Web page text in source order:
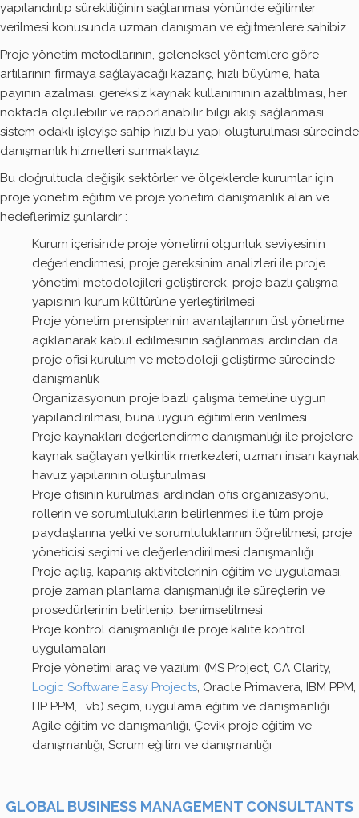
yapılandırılıp sürekliliğinin sağlanması yönünde eğitimler
verilmesi konusunda uzman danışman ve eğitmenlere sahibiz.
Proje yönetim metodlarının, geleneksel yöntemlere göre
artılarının firmaya sağlayacağı kazanç, hızlı büyüme, hata
payının azalması, gereksiz kaynak kullanımının azaltılması, her
noktada ölçülebilir ve raporlanabilir bilgi akışı sağlanması,
sistem odaklı işleyişe sahip hızlı bu yapı oluşturulması sürecinde
danışmanlık hizmetleri sunmaktayız.
Bu doğrultuda değişik sektörler ve ölçeklerde kurumlar için
proje yönetim eğitim ve proje yönetim danışmanlık alan ve
hedeflerimiz şunlardır :
Kurum içerisinde proje yönetimi olgunluk seviyesinin
değerlendirmesi, proje gereksinim analizleri ile proje
yönetimi metodolojileri geliştirerek, proje bazlı çalışma
yapısının kurum kültürüne yerleştirilmesi
Proje yönetim prensiplerinin avantajlarının üst yönetime
açıklanarak kabul edilmesinin sağlanması ardından da
proje ofisi kurulum ve metodoloji geliştirme sürecinde
danışmanlık
Organizasyonun proje bazlı çalışma temeline uygun
yapılandırılması, buna uygun eğitimlerin verilmesi
Proje kaynakları değerlendirme danışmanlığı ile projelere
kaynak sağlayan yetkinlik merkezleri, uzman insan kaynak
havuz yapılarının oluşturulması
Proje ofisinin kurulması ardından ofis organizasyonu,
rollerin ve sorumlulukların belirlenmesi ile tüm proje
paydaşlarına yetki ve sorumluluklarının öğretilmesi, proje
yöneticisi seçimi ve değerlendirilmesi danışmanlığı
Proje açılış, kapanış aktivitelerinin eğitim ve uygulaması,
proje zaman planlama danışmanlığı ile süreçlerin ve
prosedürlerinin belirlenip, benimsetilmesi
Proje kontrol danışmanlığı ile proje kalite kontrol
uygulamaları
Proje yönetimi araç ve yazılımı (MS Project, CA Clarity,
Logic Software Easy Projects, Oracle Primavera, IBM PPM,
HP PPM, …vb) seçim, uygulama eğitim ve danışmanlığı
Agile eğitim ve danışmanlığı, Çevik proje eğitim ve
danışmanlığı, Scrum eğitim ve danışmanlığı
GLOBAL BUSINESS MANAGEMENT CONSULTANTS